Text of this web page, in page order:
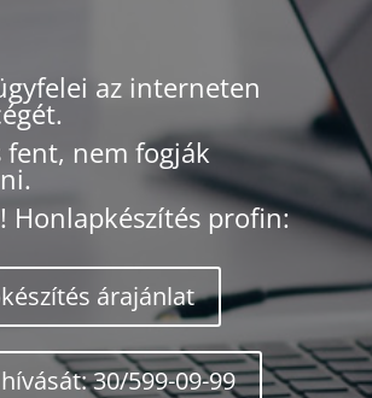
az interneten
fent, nem fogják
Honlapkészítés profin:
árajánlat
30/599-09-99